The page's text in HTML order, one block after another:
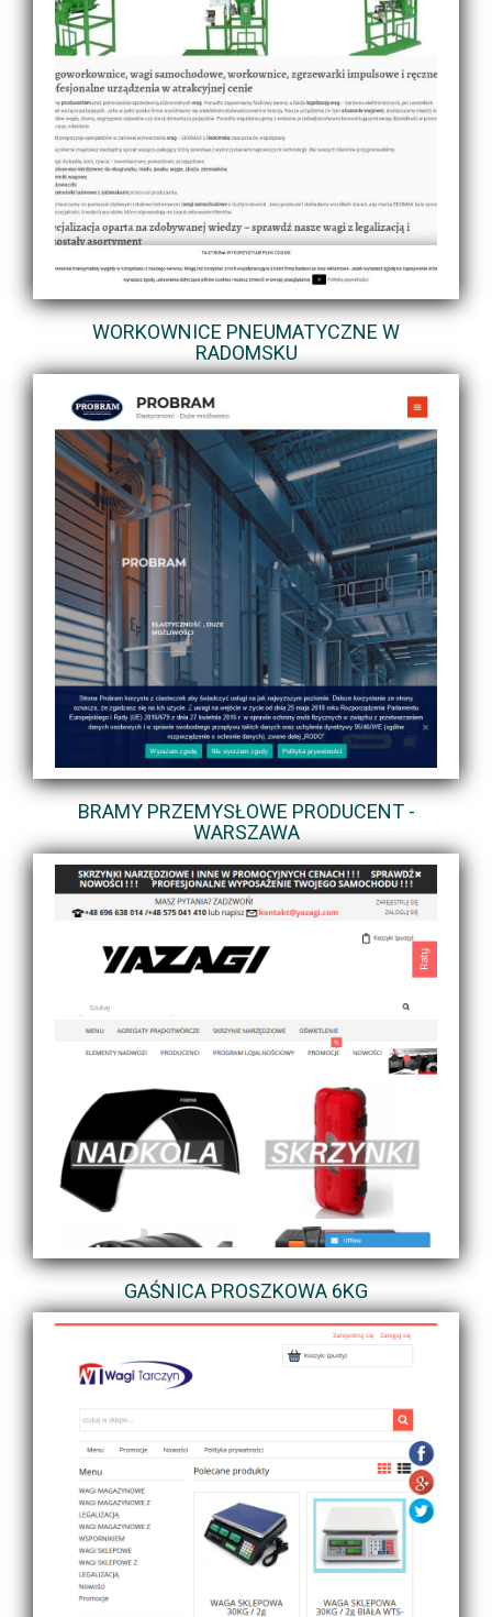
WORKOWNICE PNEUMATYCZNE W
RADOMSKU
BRAMY PRZEMYSŁOWE PRODUCENT -
WARSZAWA
GAŚNICA PROSZKOWA 6KG